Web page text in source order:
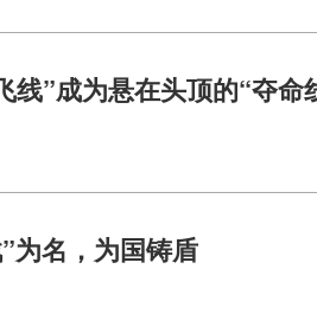
线”成为悬在头顶的“夺命
为名，为国铸盾